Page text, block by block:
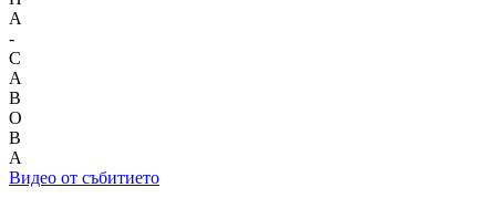
А
-
С
А
В
О
В
А
Видео от събитието